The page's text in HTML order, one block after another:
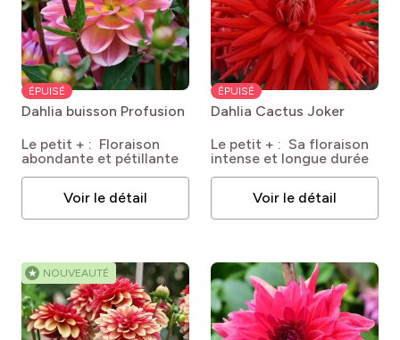
ÉPUISÉ
Dahlia buisson Profusion
Le petit + : Floraison
abondante et pétillante
Voir le détail
ÉPUISÉ
Dahlia Cactus Joker
Le petit + : Sa floraison
intense et longue durée
Voir le détail
★ NOUVEAUTÉ